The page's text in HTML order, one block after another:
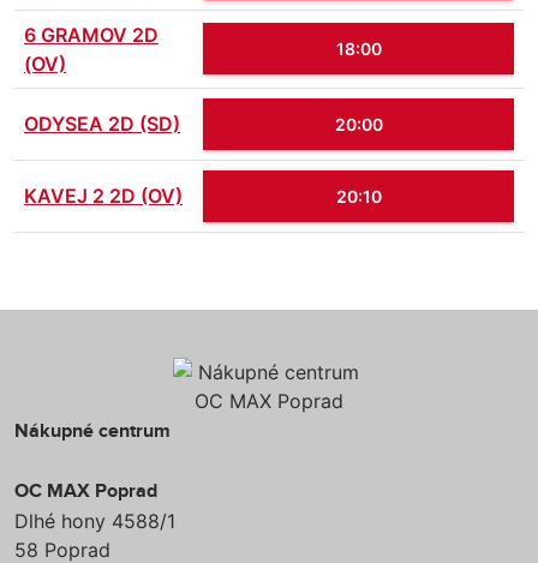
6 GRAMOV 2D
(OV)
18:00
ODYSEA 2D (SD) 20:00
KAVEJ 2 2D (OV) 20:10
Nákupné centrum
OC MAX Poprad
Dlhé hony 4588/1
58 Poprad